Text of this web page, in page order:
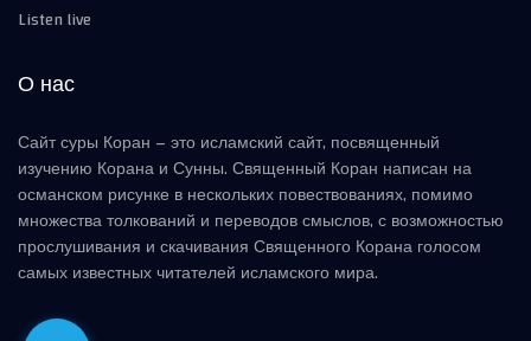
Listen live
О нас
Сайт суры Коран – это исламский сайт, посвященный
изучению Корана и Сунны. Священный Коран написан на
османском рисунке в нескольких повествованиях, помимо
множества толкований и переводов смыслов, с возможностью
прослушивания и скачивания Священного Корана голосом
самых известных читателей исламского мира.